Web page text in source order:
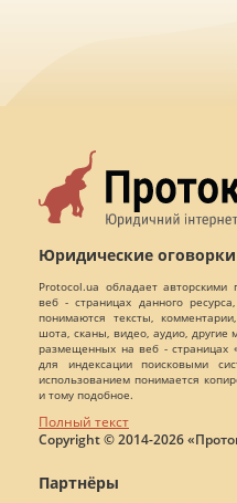
Юридические оговорки
Protocol.ua обладает
веб - страницах данного
понимаются тексты,
шота, сканы, видео, аудио, другие
размещенных на веб - страницах
для индексации поисковыми
использованием понимается
и тому подобное.
Полный текст
Copyright © 2014-2026
Партнёры